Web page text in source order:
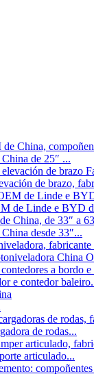
de 25″ ...
de brazo,
de Linde e BYD
desde 33″...
China
e contedor
de rodas...
articulado...